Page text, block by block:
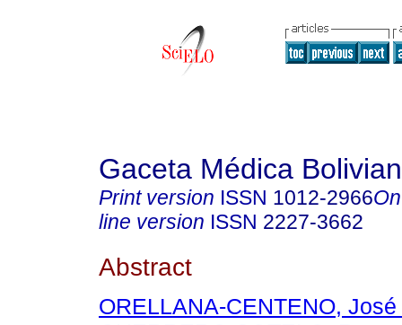
Gaceta Médica
Print version ISSN 1012-2966
line version ISSN 2227-3662
Abstract
ORELLANA-CENTENO,